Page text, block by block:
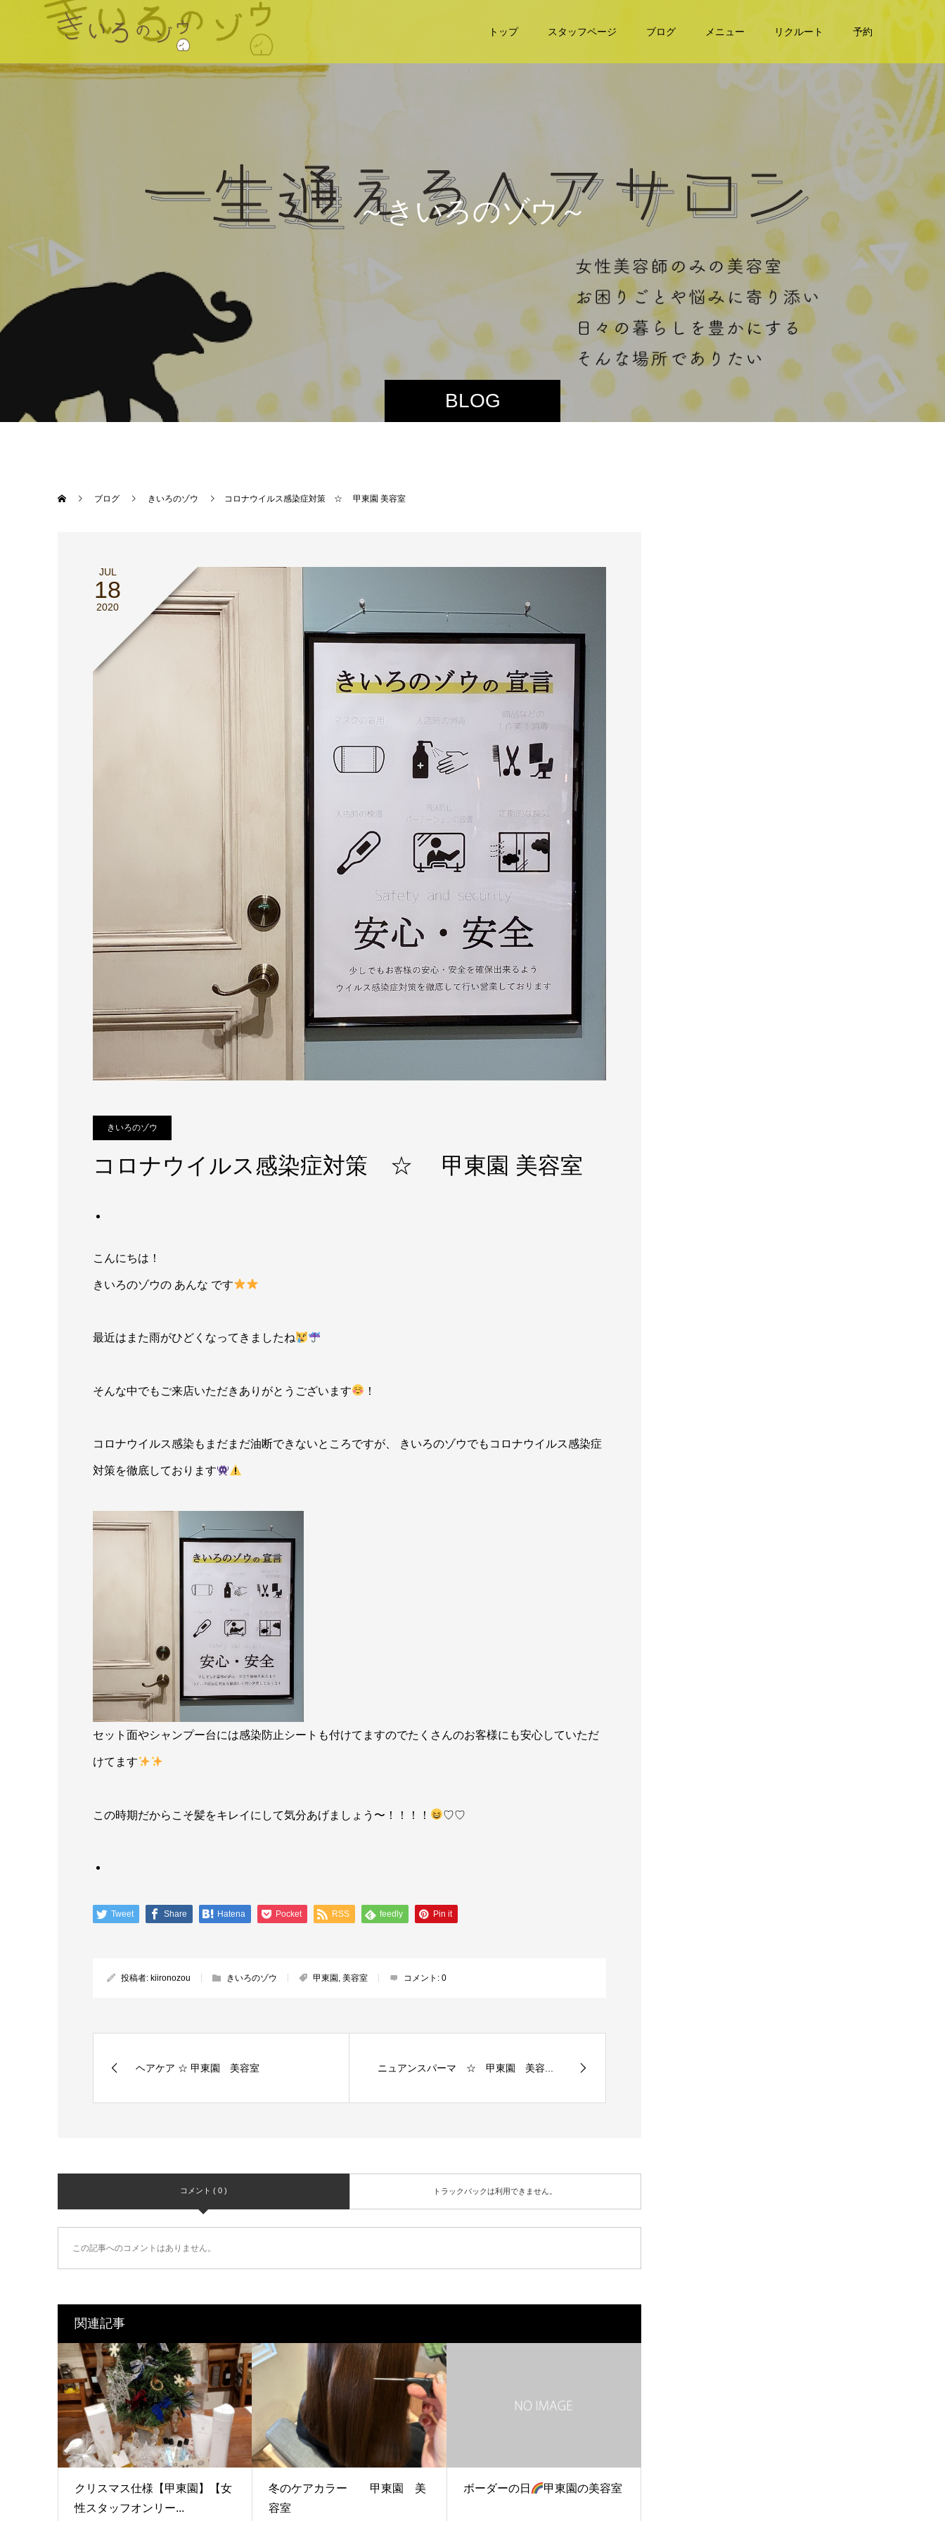
トップ スタッフページ ブログ メニュー リクルート 予約
BLOG
～き いろのゾウ～
ブログ きいろのゾウ コロナウイルス感染症対策 ☆ 甲東園 美容室
JUL
18
2020
きいろのゾウ
コロナウイルス感染症対策 ☆ 甲東園 美容室
こんにちは！
きいろのゾウの あんな です
最近はまた雨がひどくなってきましたね
そんな中でもご来店いただきありがとうございます ！
コロナウイルス感染もまだまだ油断できないところですが、 きいろのゾウでもコロナウイルス感染症
対策を徹底しております
セット面やシャンプー台には感染防止シートも付けてますのでたくさんのお客様にも安心していただ
けてます
この時期だからこそ髪をキレイにして気分あげましょう〜！！！！ ♡♡
Tweet Share Hatena Pocket RSS feedly Pin it
投稿者: kiironozou きいろのゾウ 甲東園 , 美容室 コメント: 0
ヘアケア ☆ 甲東園 美容室 ニュアンスパーマ ☆ 甲東園 美容...
コメント ( 0 ) トラックバックは利用できません。
この記事へのコメントはありません。
関連記事
クリスマス仕様【甲東園】【女
性スタッフオンリー...
冬のケアカラー 甲東園 美
容室
ボーダーの日 甲東園の美容室